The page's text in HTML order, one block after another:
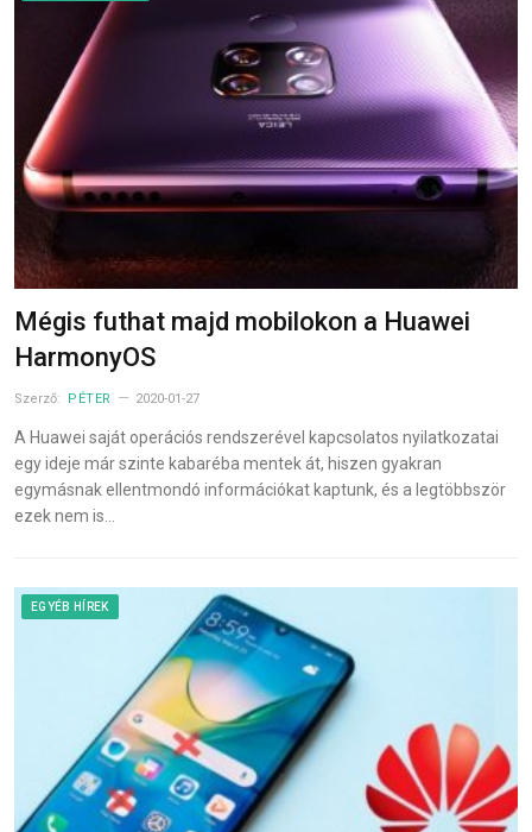
Mégis futhat majd mobilokon a Huawei
HarmonyOS
Szerző: PÉTER 2020-01-27
A Huawei saját operációs rendszerével kapcsolatos nyilatkozatai
egy ideje már szinte kabaréba mentek át, hiszen gyakran
egymásnak ellentmondó információkat kaptunk, és a legtöbbször
ezek nem is…
EGYÉB HÍREK